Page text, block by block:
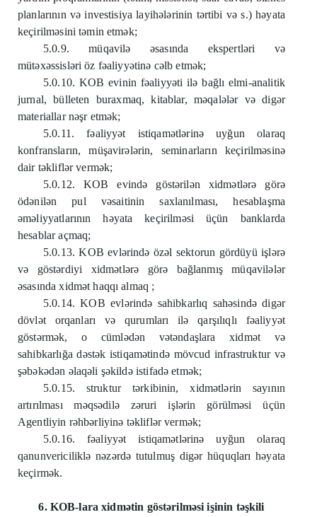
planlarının və investisiya layihələrinin tərtibi və s.) həyata
keçirilməsini təmin etmək;
5.0.9. müqavilə əsasında ekspertləri və
mütəxəssisləri öz fəaliyyətinə cəlb etmək;
5.0.10. KOB evinin fəaliyyəti ilə bağlı elmi-analitik
jurnal, bülleten buraxmaq, kitablar, məqalələr və digər
materiallar nəşr etmək;
5.0.11. fəaliyyət istiqamətlərinə uyğun olaraq
konfransların, müşavirələrin, seminarların keçirilməsinə
dair təkliflər vermək;
5.0.12. KOB evində göstərilən xidmətlərə görə
ödənilən pul vəsaitinin saxlanılması, hesablaşma
əməliyyatlarının həyata keçirilməsi üçün banklarda
hesablar açmaq;
5.0.13. KOB evlərində özəl sektorun gördüyü işlərə
və göstərdiyi xidmətlərə görə bağlanmış müqavilələr
əsasında xidmət haqqı almaq ;
5.0.14. KOB evlərində sahibkarlıq sahəsində digər
dövlət orqanları və qurumları ilə qarşılıqlı fəaliyyət
göstərmək, o cümlədən vətəndaşlara xidmət və
sahibkarlığa dəstək istiqamətində mövcud infrastruktur və
şəbəkədən əlaqəli şəkildə istifadə etmək;
5.0.15. struktur tərkibinin, xidmətlərin sayının
artırılması məqsədilə zəruri işlərin görülməsi üçün
Agentliyin rəhbərliyinə təkliflər vermək;
5.0.16. fəaliyyət istiqamətlərinə uyğun olaraq
qanunvericiliklə nəzərdə tutulmuş digər hüquqları həyata
keçirmək.
6. KOB-lara xidmətin göstərilməsi işinin təşkili